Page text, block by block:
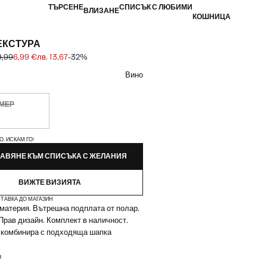
ТЪРСЕНЕВЛИЗАНЕСПИСЪК С ЛЮБИМИ
КОШНИЦА
цена [10,22 € лв. 19,99]
[6,99 € лв. 13,67]
6,99 €лв. 13,67-32%
Вино
Искам го!
ИСКАМ ГО!
КЪМ СПИСЪКА С ЖЕЛАНИЯ
ВИЖТЕ ВИЗИЯТА
ДО МАГАЗИН
Вътрешна подплата от полар.
дизайн. Комплект в наличност.
с подходяща шапка